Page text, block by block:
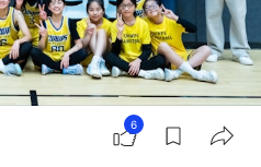
帶隊參與不同比賽，讓學生在不同平台展
6